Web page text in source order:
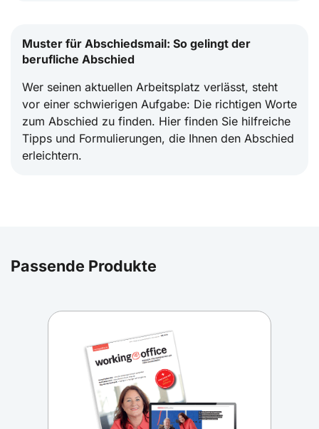
Muster für Abschiedsmail: So gelingt der
berufliche Abschied
Wer seinen aktuellen Arbeitsplatz verlässt, steht
vor einer schwierigen Aufgabe: Die richtigen Worte
zum Abschied zu finden. Hier finden Sie hilfreiche
Tipps und Formulierungen, die Ihnen den Abschied
erleichtern.
Passende Produkte